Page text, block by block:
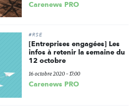
Carenews PRO
#RSE
[Entreprises engagées] Les
infos à retenir la semaine du
12 octobre
16 octobre 2020 - 17:00
Carenews PRO